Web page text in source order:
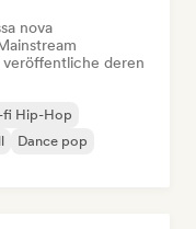
nova
deren
fi Hip-Hop
Dance pop